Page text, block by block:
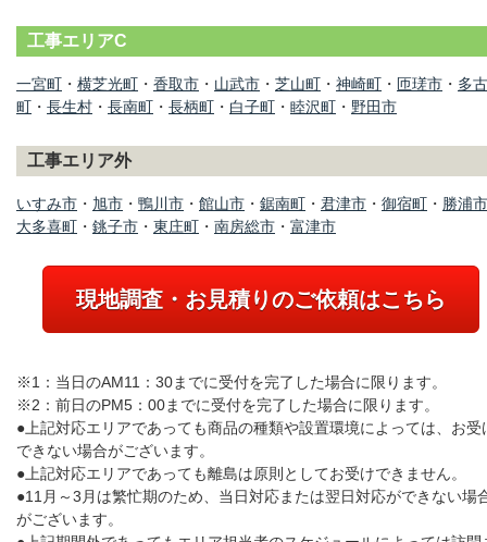
工事エリアC
一宮町 ・ 横芝光町 ・ 香取市 ・ 山武市 ・ 芝山町 ・ 神崎町 ・ 匝瑳市 ・ 多古
町 ・ 長生村 ・ 長南町 ・ 長柄町 ・ 白子町 ・ 睦沢町 ・ 野田市
工事エリア外
いすみ市 ・ 旭市 ・ 鴨川市 ・ 館山市 ・ 鋸南町 ・ 君津市 ・ 御宿町 ・ 勝浦市
大多喜町 ・ 銚子市 ・ 東庄町 ・ 南房総市 ・ 富津市
現地調査・お見積りのご依頼はこちら
※1：当日のAM11：30までに受付を完了した場合に限ります。
※2：前日のPM5：00までに受付を完了した場合に限ります。
●上記対応エリアであっても商品の種類や設置環境によっては、お受
できない場合がございます。
●上記対応エリアであっても離島は原則としてお受けできません。
●11月～3月は繁忙期のため、当日対応または翌日対応ができない場
がございます。